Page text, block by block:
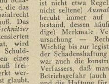
die das
Das
wird
Schuld¬
eines
frei¬
wer¬
glaubt,
nicht seltene)
beruht immer auf
bestand, dessen
dige) Merkmale
ursachung —
Wichtig bis zur
der Schadenshaftung
war auch die
Verfassers, daß man
Betriebsgefahr (auch
und die Haftung für